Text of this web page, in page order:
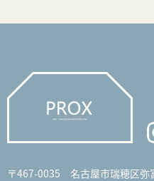
〒467-0035 名古屋市瑞穂区弥